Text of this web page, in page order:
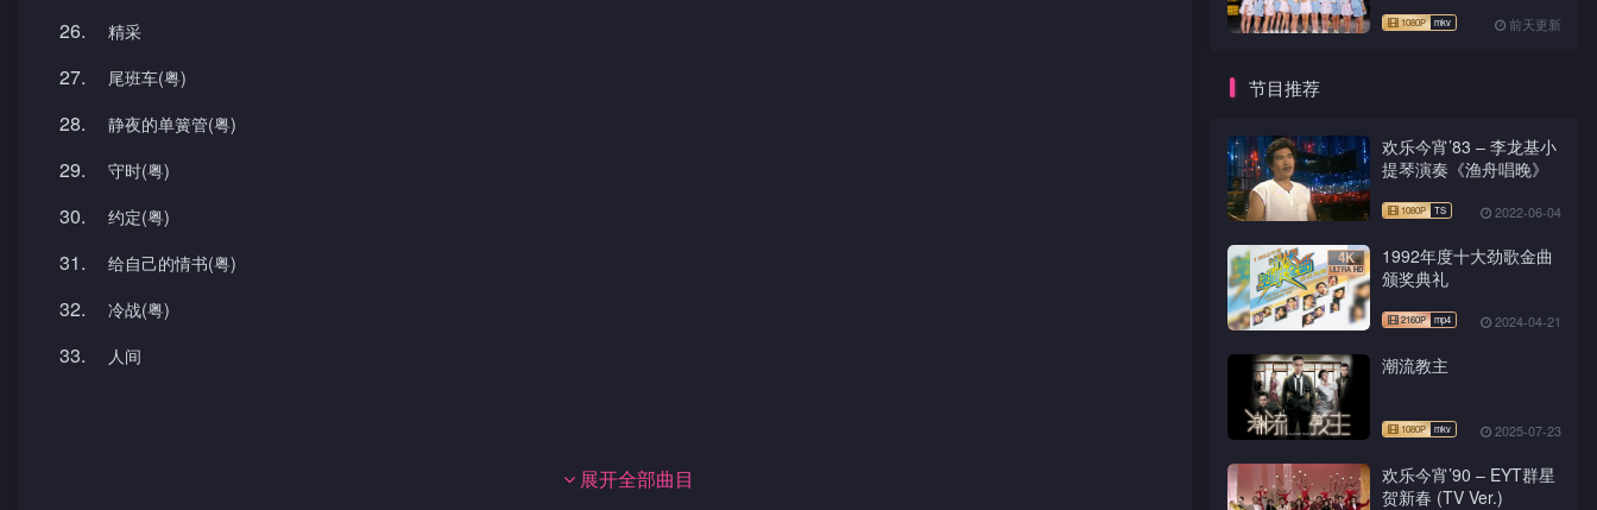
26. 精采
27. 尾班车(粤)
28. 静夜的单簧管(粤)
29. 守时(粤)
30. 约定(粤)
31. 给自己的情书(粤)
32. 冷战(粤)
33. 人间
展开全部曲目
前天更新
节目推荐
欢乐今宵’83 – 李龙基小
提琴演奏《渔舟唱晚》
2022-06-04
1992年度十大劲歌金曲
颁奖典礼
2024-04-21
潮流教主
2025-07-23
欢乐今宵’90 – EYT群星
贺新春 (TV Ver.)